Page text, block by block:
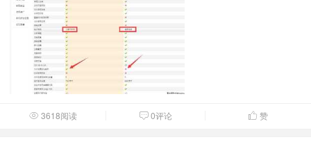
 3618阅读  0评论  赞